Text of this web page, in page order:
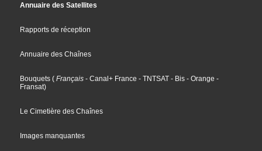
Annuaire des Satellites
Rapports de réception
Annuaire des Chaînes
Bouquets ( Français - Canal+ France - TNTSAT - Bis - Orange -
Fransat)
Le Cimetière des Chaînes
Images manquantes